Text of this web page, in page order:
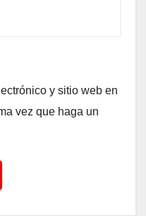
y sitio web en
vez que haga un